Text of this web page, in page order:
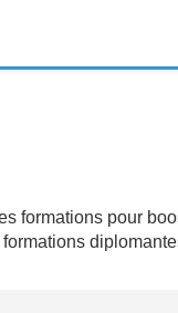
formations pour